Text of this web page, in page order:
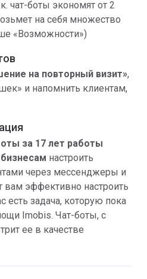
к. чат-боты экономят от 2
на себя множество
«Возможности»)
на повторный визит»,
и напомнить клиентам,
за 17 лет работы
настроить
через мессенджеры и
эффективно настроить
есть задача, которую пока
Imobis. Чат-боты, с
ее в качестве